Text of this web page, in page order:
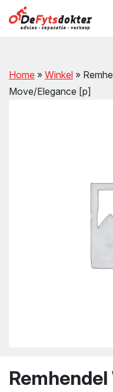
Home » Winkel »
Move/Elegance [p]